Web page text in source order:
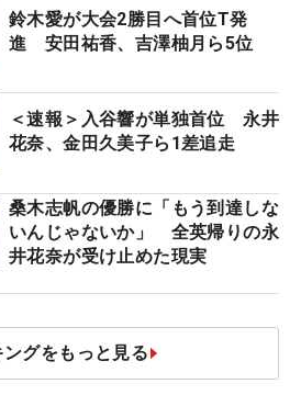
鈴木愛が大会2勝目へ首位T発
進 安田祐香、吉澤柚月ら5位
＜速報＞入谷響が単独首位 永井
花奈、金田久美子ら1差追走
桑木志帆の優勝に「もう到達しな
いんじゃないか」 全英帰りの永
井花奈が受け止めた現実
ングをもっと見る